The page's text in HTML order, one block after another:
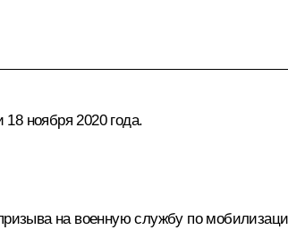
ноября 2020 года.
на военную службу по